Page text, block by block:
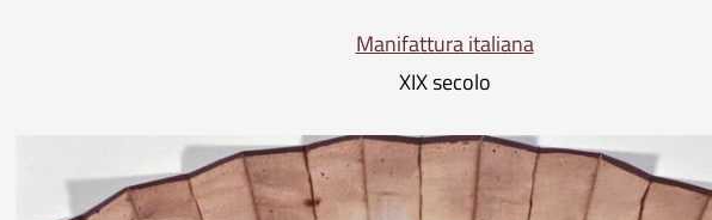
Manifattura italiana
XIX secolo